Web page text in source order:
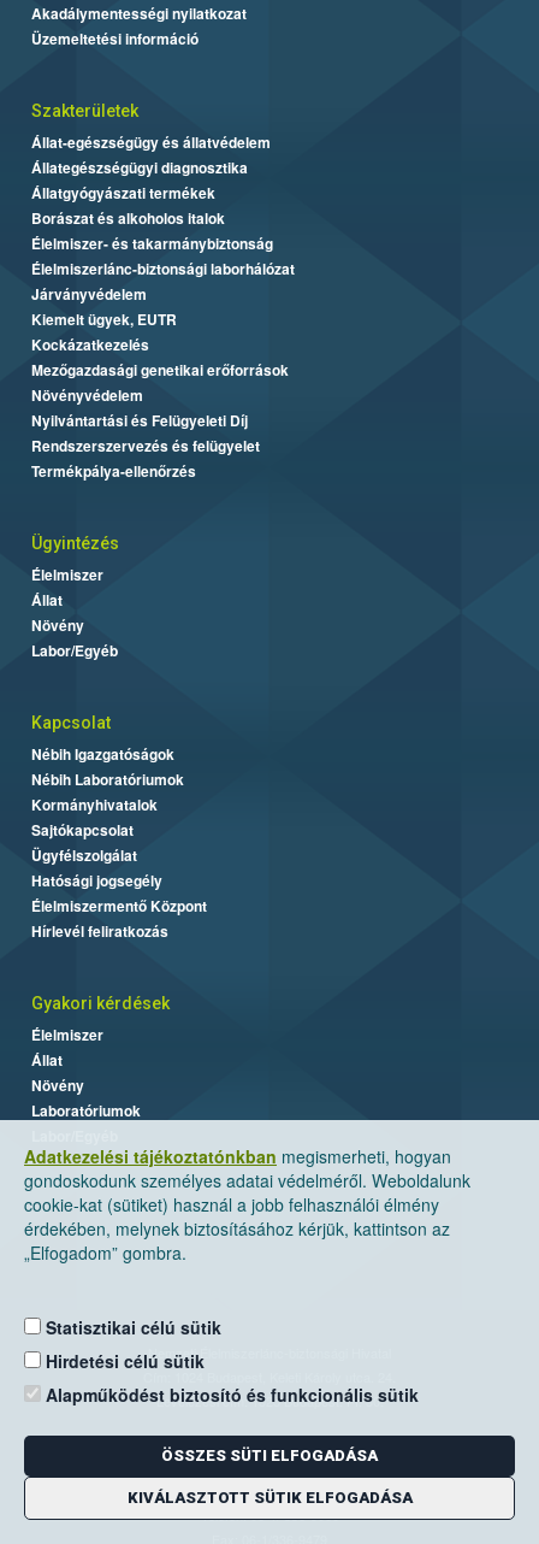
Adatkezelési tájékoztatónkban megismerheti, hogyan
gondoskodunk személyes adatai védelméről. Weboldalunk
cookie-kat (sütiket) használ a jobb felhasználói élmény
érdekében, melynek biztosításához kérjük, kattintson az
„Elfogadom” gombra.
Statisztikai célú sütik
Hirdetési célú sütik
Alapműködést biztosító és funkcionális sütik
ÖSSZES SÜTI ELFOGADÁSA
KIVÁLASZTOTT SÜTIK ELFOGADÁSA
Akadálymentességi nyilatkozat
Üzemeltetési információ
Szakterületek
Állat-egészségügy és állatvédelem
Állategészségügyi diagnosztika
Állatgyógyászati termékek
Borászat és alkoholos italok
Élelmiszer- és takarmánybiztonság
Élelmiszerlánc-biztonsági laborhálózat
Járványvédelem
Kiemelt ügyek, EUTR
Kockázatkezelés
Mezőgazdasági genetikai erőforrások
Növényvédelem
Nyilvántartási és Felügyeleti Díj
Rendszerszervezés és felügyelet
Termékpálya-ellenőrzés
Ügyintézés
Élelmiszer
Állat
Növény
Labor/Egyéb
Kapcsolat
Nébih Igazgatóságok
Nébih Laboratóriumok
Kormányhivatalok
Sajtókapcsolat
Ügyfélszolgálat
Hatósági jogsegély
Élelmiszermentő Központ
Hírlevél feliratkozás
Gyakori kérdések
Élelmiszer
Állat
Növény
Laboratóriumok
Nemzeti Élelmiszerlánc-biztonsági Hivatal
Levelezési cím: 1525 Budapest. Pf. 30.
E-mail:ugyfelszolgalat@nebih.gov.hu
Zöld szám: 06-80/263-244
Telefon: 06-1/ 336-9000